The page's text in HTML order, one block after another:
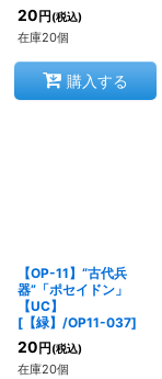
20 円 (税込)
在庫20個
購入する
【OP-11】“古代兵
器”「ポセイドン」
【UC】
[ 【緑】/OP11-037]
20 円 (税込)
在庫20個